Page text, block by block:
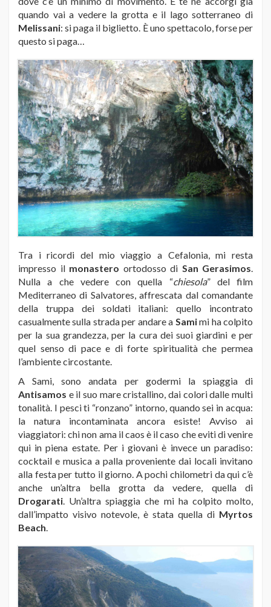
quando vai a vedere la grotta e il lago sotterraneo di
Melissani: si paga il biglietto. È uno spettacolo, forse per
questo si paga…
Tra i ricordi del mio viaggio a Cefalonia, mi resta
impresso il monastero ortodosso di San Gerasimos.
Nulla a che vedere con quella “chiesola” del film
Mediterraneo di Salvatores, affrescata dal comandante
della truppa dei soldati italiani: quello incontrato
casualmente sulla strada per andare a Samimi ha colpito
per la sua grandezza, per la cura dei suoi giardini e per
quel senso di pace e di forte spiritualità che permea
l’ambiente circostante.
A Sami, sono andata per godermi la spiaggia di
Antisamos e il suo mare cristallino, dai colori dalle multi
tonalità. I pesci ti “ronzano” intorno, quando sei in acqua:
la natura incontaminata ancora esiste! Avviso ai
viaggiatori: chi non ama il caos è il caso che eviti di venire
qui in piena estate. Per i giovani è invece un paradiso:
cocktail e musica a palla proveniente dai locali invitano
alla festa per tutto il giorno. A pochi chilometri da qui c’è
anche un’altra bella grotta da vedere, quella di
Drogarati. Un’altra spiaggia che mi ha colpito molto,
dall’impatto visivo notevole, è stata quella di Myrtos
Beach.